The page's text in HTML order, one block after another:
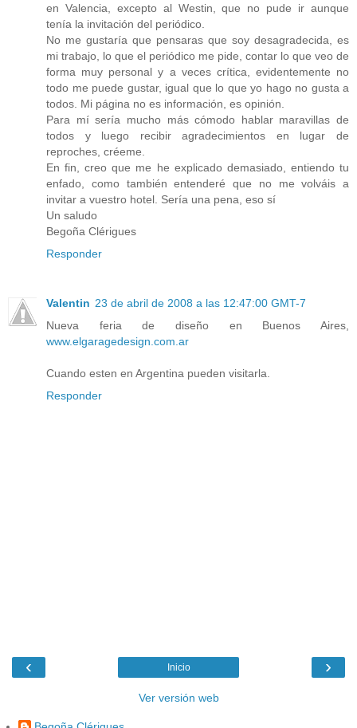
en Valencia, excepto al Westin, que no pude ir aunque
tenía la invitación del periódico.
No me gustaría que pensaras que soy desagradecida, es
mi trabajo, lo que el periódico me pide, contar lo que veo de
forma muy personal y a veces crítica, evidentemente no
todo me puede gustar, igual que lo que yo hago no gusta a
todos. Mi página no es información, es opinión.
Para mí sería mucho más cómodo hablar maravillas de
todos y luego recibir agradecimientos en lugar de
reproches, créeme.
En fin, creo que me he explicado demasiado, entiendo tu
enfado, como también entenderé que no me volváis a
invitar a vuestro hotel. Sería una pena, eso sí
Un saludo
Begoña Clérigues
Responder
Valentin 23 de abril de 2008 a las 12:47:00 GMT-7
Nueva feria de diseño en Buenos Aires,
www.elgaragedesign.com.ar
Cuando esten en Argentina pueden visitarla.
Responder
‹ ›
Inicio
Ver versión web